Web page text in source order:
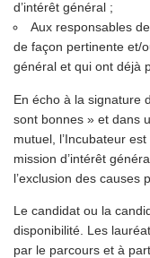
d’intérêt général ;
Aux responsables
de façon pertinente et/
général et qui ont déjà
En écho à la signature
sont bonnes » et dans
mutuel, l’Incubateur
mission d’intérêt
l’exclusion des causes
Le candidat ou la
disponibilité. Les
par le parcours et à